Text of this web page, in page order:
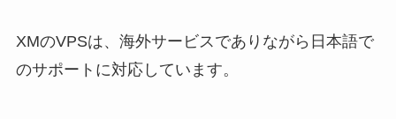
XMのVPSは、海外サービスでありながら日本語で
のサポートに対応しています。